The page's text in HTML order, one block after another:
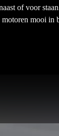
of voor
mooi in